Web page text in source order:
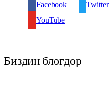
Facebook Twitter
YouTube
Биздин блогдор